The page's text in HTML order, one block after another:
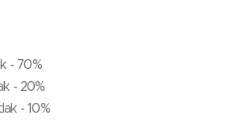
- 70%
- 20%
- 10%